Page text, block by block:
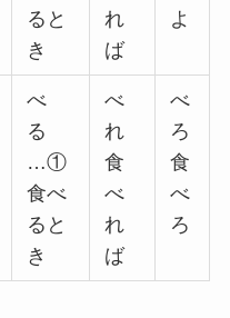
ると
き
れ
ば
よ
べ
る
…①
食べ
ると
き
べ
れ
食
べ
れ
ば
べ
ろ
食
べ
ろ